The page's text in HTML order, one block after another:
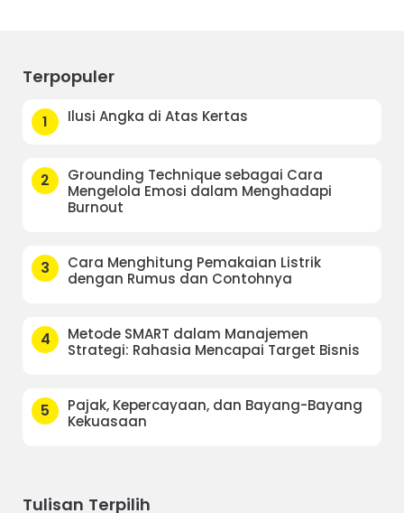
Terpopuler
1 Ilusi Angka di Atas Kertas
2
Grounding Technique sebagai Cara
Mengelola Emosi dalam Menghadapi
Burnout
3
Cara Menghitung Pemakaian Listrik
dengan Rumus dan Contohnya
4
Metode SMART dalam Manajemen
Strategi: Rahasia Mencapai Target Bisnis
5
Pajak, Kepercayaan, dan Bayang-Bayang
Kekuasaan
Tulisan Terpilih